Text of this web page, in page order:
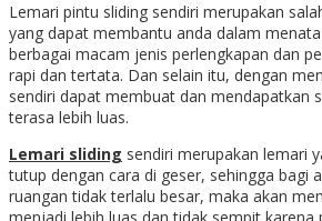
Lemari pintu sliding sendiri merupakan
yang dapat membantu anda dalam
berbagai macam jenis perlengkapan dan
rapi dan tertata. Dan selain itu, dengan
sendiri dapat membuat dan mendapatkan
terasa lebih luas.
Lemari sliding sendiri merupakan lemari
tutup dengan cara di geser, sehingga bagi
ruangan tidak terlalu besar, maka akan